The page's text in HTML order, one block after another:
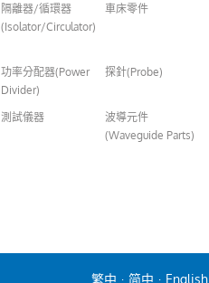
隔離器/循環器
(Isolator/Circulator)
車床零件
功率分配器(Power
Divider)
探針(Probe)
測試儀器
波導元件
(Waveguide Parts)
繁中 · 简中 · English